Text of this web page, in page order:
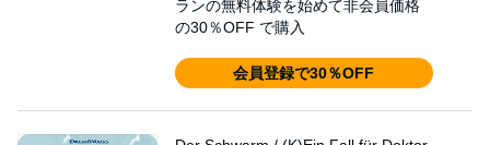
ランの無料体験を始めて非会員価格
の30％OFF で購入
会員登録で30％OFF